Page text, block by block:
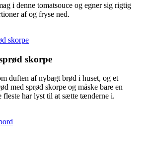
i denne tomatsouce og egner sig rigtig
af og fryse ned.
skorpe
duften af nybagt brød i huset, og et
med sprød skorpe og måske bare en
fleste har lyst til at sætte tænderne i.